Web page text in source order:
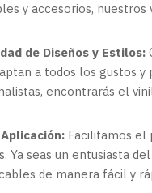
y accesorios,
de Diseños y Estilos:
a todos los gustos
encontrarás el
Facilitamos el
Ya seas un entusiasta
de manera fácil y